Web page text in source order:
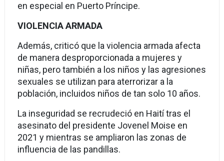
en especial en Puerto Príncipe.
VIOLENCIA ARMADA
Además, criticó que la violencia armada afecta
de manera desproporcionada a mujeres y
niñas, pero también a los niños y las agresiones
sexuales se utilizan para aterrorizar a la
población, incluidos niños de tan solo 10 años.
La inseguridad se recrudeció en Haití tras el
asesinato del presidente Jovenel Moise en
2021 y mientras se ampliaron las zonas de
influencia de las pandillas.